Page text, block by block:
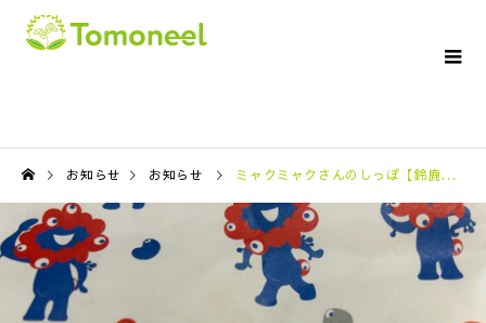
お知らせ お知らせ ミャクミャクさんのしっぽ【鈴鹿市・亀山市の訪問介護ならTomoneelへ】